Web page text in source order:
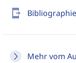
send_to_mobile
Mehr vom